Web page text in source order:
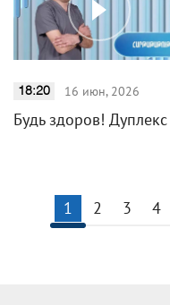
18:20 16 июн, 2026
Будь здоров! Дуплекс
1 2 3 4